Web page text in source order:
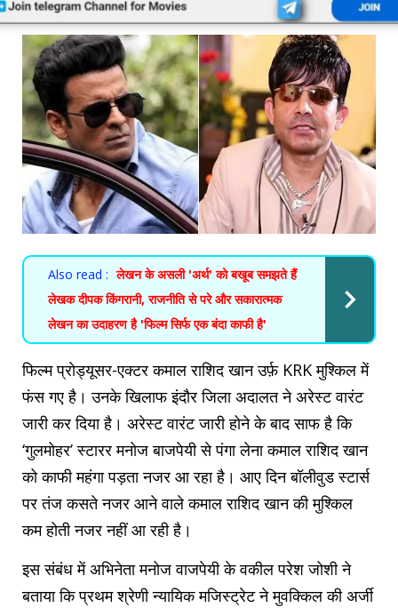
Also read : लेखन के असली 'अर्थ' को बखूब समझते हैं
लेखक दीपक किंगरानी, राजनीति से परे और सकारात्मक
लेखन का उदाहरण है 'फिल्म सिर्फ एक बंदा काफी है'
फिल्म प्रोड्यूसर-एक्टर कमाल राशिद खान उर्फ़ KRK मुश्किल में
फंस गए है। उनके खिलाफ इंदौर जिला अदालत ने अरेस्ट वारंट
जारी कर दिया है। अरेस्ट वारंट जारी होने के बाद साफ है कि
‘गुलमोहर’ स्टारर मनोज बाजपेयी से पंगा लेना कमाल राशिद खान
को काफी महंगा पड़ता नजर आ रहा है। आए दिन बॉलीवुड स्टार्स
पर तंज कसते नजर आने वाले कमाल राशिद खान की मुश्किल
कम होती नजर नहीं आ रही है।
इस संबंध में अभिनेता मनोज वाजपेयी के वकील परेश जोशी ने
बताया कि प्रथम श्रेणी न्यायिक मजिस्ट्रेट ने मुवक्किल की अर्जी